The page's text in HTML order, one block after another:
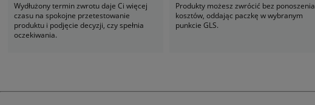
Wydłużony termin zwrotu daje Ci więcej
czasu na spokojne przetestowanie
produktu i podjęcie decyzji, czy spełnia
oczekiwania.
Produkty możesz zwrócić bez ponoszenia
kosztów, oddając paczkę w wybranym
punkcie GLS.